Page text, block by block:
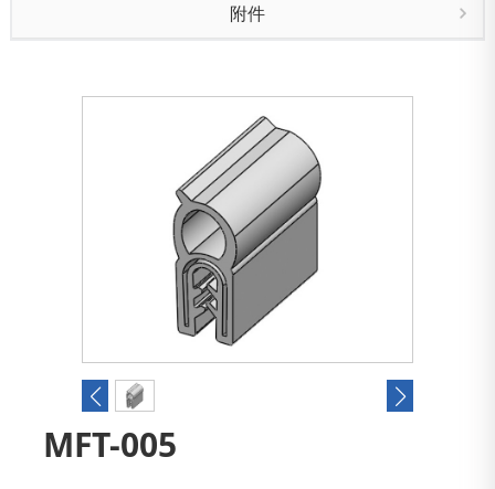
附件
MFT-005